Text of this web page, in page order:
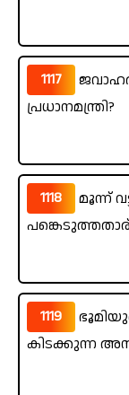
1117
പ്രധാനമന്ത്രി?
1118
മൂന്ന്
1119
കിടക്കുന്ന